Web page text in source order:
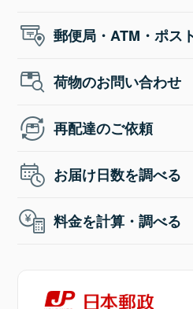
郵便局・ATM・ポス
荷物のお問い合わせ
再配達のご依頼
お届け日数を調べる
料金を計算・調べる